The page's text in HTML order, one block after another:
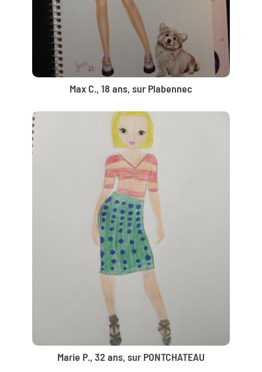
Max C., 18 ans, sur Plabennec
Marie P., 32 ans, sur PONTCHATEAU